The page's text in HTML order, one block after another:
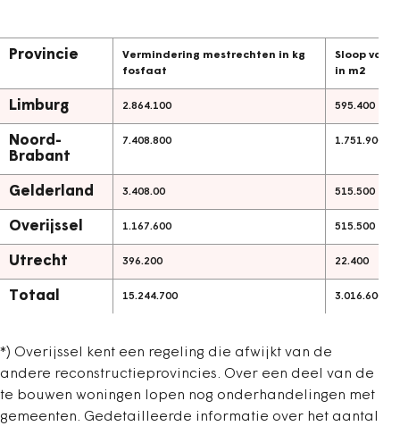
Provincie
Vermindering mestrechten in kg
fosfaat
Sloop van
in m2
Limburg 2.864.100 595.400
Noord-
Brabant
7.408.800 1.751.900
Gelderland 3.408.00 515.500
Overijssel 1.167.600 515.500
Utrecht 396.200 22.400
Totaal 15.244.700 3.016.600
*) Overijssel kent een regeling die afwijkt van de
andere reconstructieprovincies. Over een deel van de
te bouwen woningen lopen nog onderhandelingen met
gemeenten. Gedetailleerde informatie over het aantal